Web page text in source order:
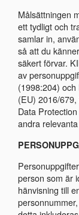
Målsättningen
ett tydligt och
samlar in,
så att du
säkert förvar.
av
(1998:204)
(EU) 2016/
Data
andra
person som är
hänvisning till